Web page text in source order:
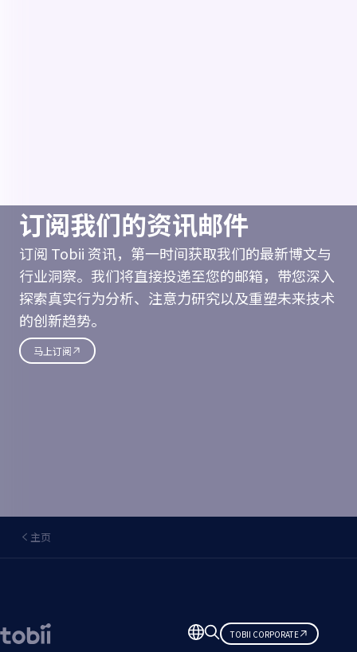
订阅我们的资讯邮件
订阅 Tobii 资讯，第一时间获取我们的最新博文与
行业洞察。我们将直接投递至您的邮箱，带您深入
探索真实行为分析、注意力研究以及重塑未来技术
的创新趋势。
马上订阅
主页
更
改
TOBII CORPORATE